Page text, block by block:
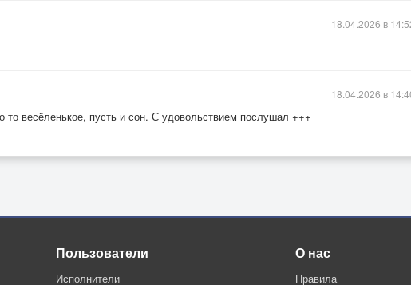
18.04.2026 в
то весёленькое, пусть и сон. С удовольствием послушал +++
18.04.2026 в
Пользователи
Исполнители
О нас
Правила